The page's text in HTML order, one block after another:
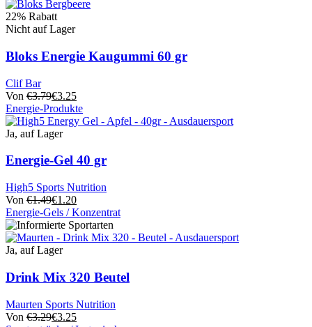
Produktseite
ausgewählt
Dieses
Produkt
hat
Varianten.
Die
Optionen
können
auf
der
Produktseite
ausgewählt
werden
22% Rabatt
Nicht auf Lager
Bloks Energie Kaugummi 60 gr
Clif Bar
Von €3.79€3.25
Energie-Produkte
Dieses
Produkt
mehrere
Varianten.
Die
Optionen
können
auf
der
Produktseite
ausgewählt
werden
Ja, auf Lager
Energie-Gel 40 gr
High5 Sports Nutrition
Von €1.49€1.20
Energie-Gels / Konzentrat
Dieses
Produkt
hat
Varianten.
Die
Optionen
können
Ja, auf Lager
Drink Mix 320 Beutel
Maurten Sports Nutrition
Von €3.29€3.25